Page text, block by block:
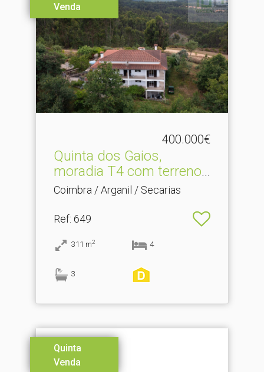
Venda
400.000€
Quinta dos Gaios,
moradia T4 com terreno,
iso.​..
Coimbra / Arganil / Secarias
Ref: 649
311 m2 4
3
Quinta
Venda